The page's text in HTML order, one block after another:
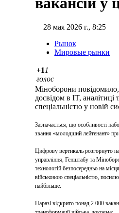
28 мая 2026 г., 8:25
Рынок
Мировые рынки
+1 1
голос
Міноборони повідомило,
досвідом в IT,
спеціальністю у новій
Зазначається, що особливості
звання «молодший лейтенант» при
Цифрову вертикаль розгорнуто на
управління, Генштабу та
технологій безпосередньо на
військовою спеціальністю,
найбільше.
Наразі відкрито понад 2 000